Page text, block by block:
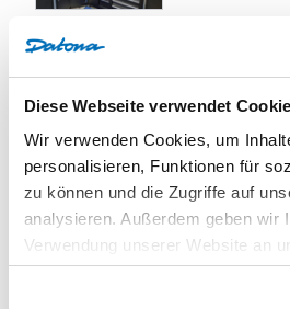
Diese Webseite verwendet
Wir verwenden Cookies, um
personalisieren, Funktionen für
zu können und die Zugriffe auf
analysieren. Außerdem geben wir
Verwendung unserer Website an
soziale Medien, Werbung und
Partner führen diese
Bewertungen
0/5
Basierend auf0 Bewertung(en)
5